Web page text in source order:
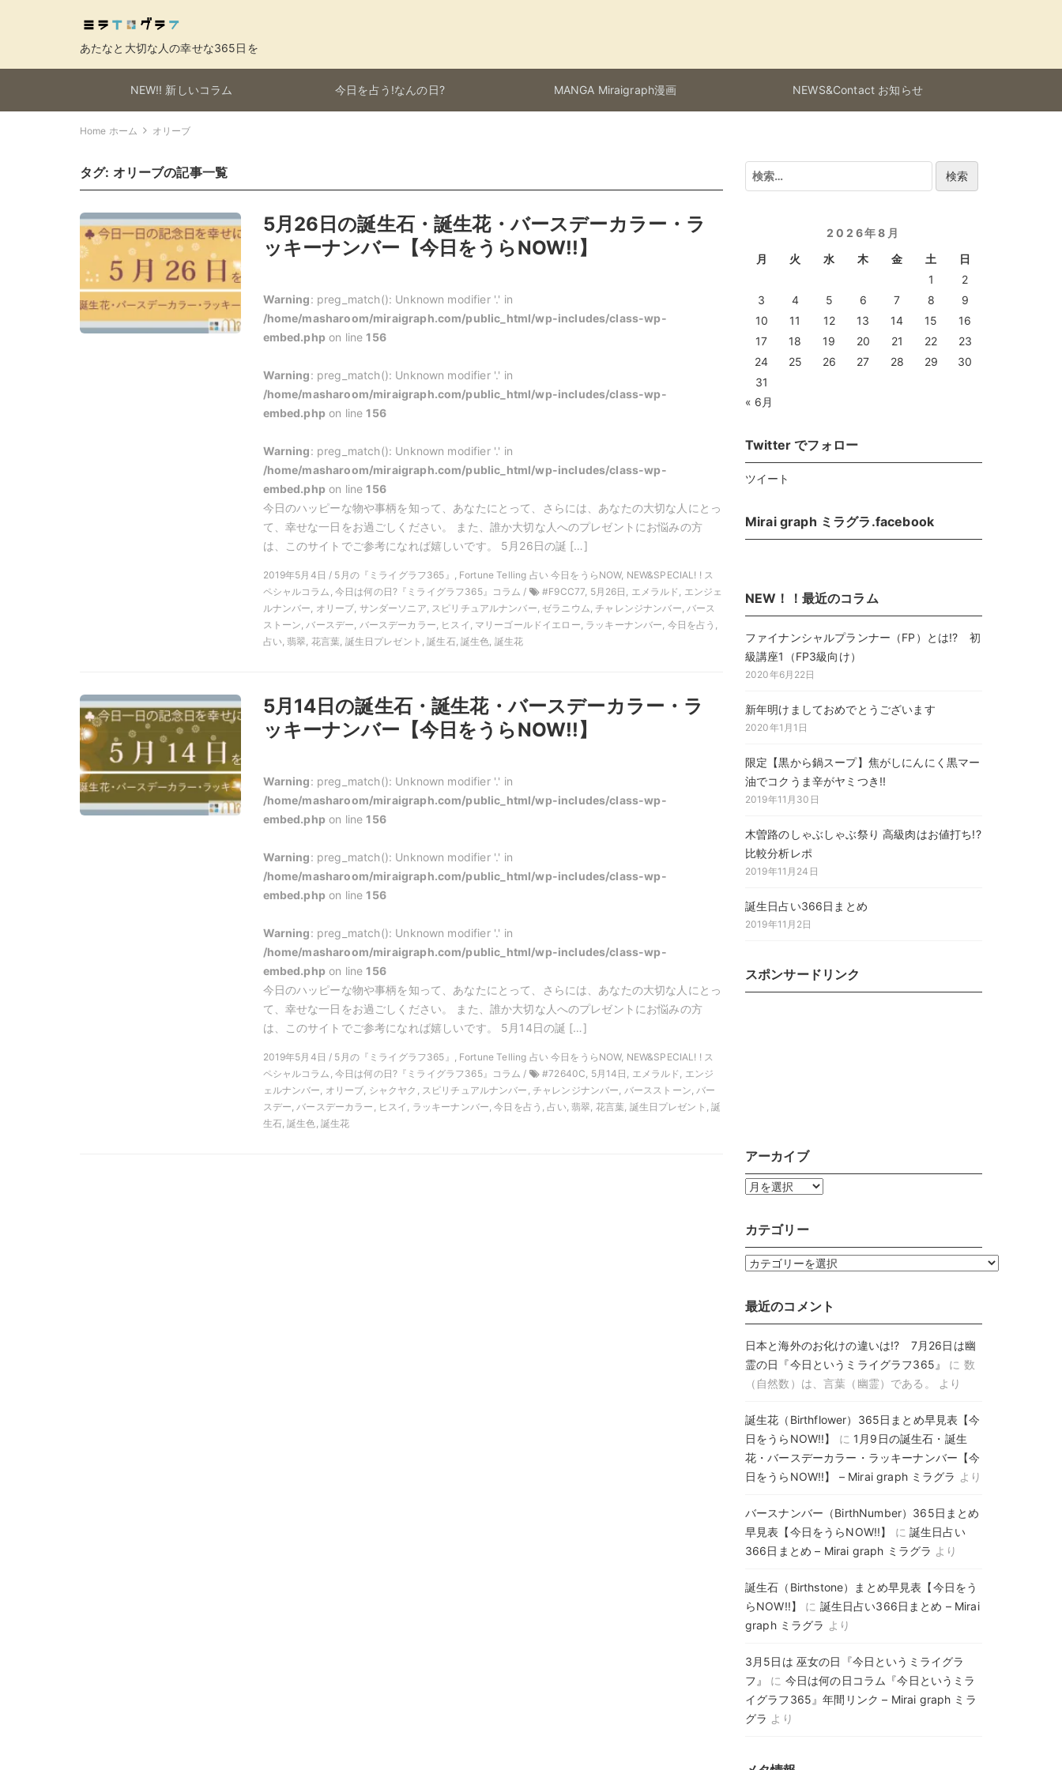
あたなと大切な人の幸せな365日を
NEW!! 新しいコラム 今日を占う!なんの日? MANGA Miraigraph漫画 NEWS&Contact お知らせ
Home ホーム オリーブ
タグ: オリーブの記事一覧
5月26日の誕生石・誕生花・バースデーカラー・ラ
ッキーナンバー【今日をうらNOW!!】
Warning: preg_match(): Unknown modifier '.' in
/home/masharoom/miraigraph.com/public_html/wp-includes/class-wp-
embed.phpon line156
Warning: preg_match(): Unknown modifier '.' in
/home/masharoom/miraigraph.com/public_html/wp-includes/class-wp-
embed.phpon line156
Warning: preg_match(): Unknown modifier '.' in
/home/masharoom/miraigraph.com/public_html/wp-includes/class-wp-
embed.phpon line156
今日のハッピーな物や事柄を知って、あなたにとって、さらには、あなたの大切な人にとっ
て、幸せな一日をお過ごしください。 また、誰か大切な人へのプレゼントにお悩みの方
は、このサイトでご参考になれば嬉しいです。 5月26日の誕 […]
2019年5月4日 / 5月の『ミライグラフ365』, Fortune Telling 占い 今日をうらNOW, NEW&SPECIAL! ! ス
ペシャルコラム, 今日は何の日?『ミライグラフ365』コラム /
#F9CC77, 5月26日, エメラルド, エンジェ
ルナンバー, オリーブ, サンダーソニア, スピリチュアルナンバー, ゼラニウム, チャレンジナンバー, バース
ストーン, バースデー, バースデーカラー, ヒスイ, マリーゴールドイエロー, ラッキーナンバー, 今日を占う,
占い, 翡翠, 花言葉, 誕生日プレゼント, 誕生石, 誕生色, 誕生花
5月14日の誕生石・誕生花・バースデーカラー・ラ
ッキーナンバー【今日をうらNOW!!】
Warning: preg_match(): Unknown modifier '.' in
/home/masharoom/miraigraph.com/public_html/wp-includes/class-wp-
embed.phpon line156
Warning: preg_match(): Unknown modifier '.' in
/home/masharoom/miraigraph.com/public_html/wp-includes/class-wp-
embed.phpon line156
Warning: preg_match(): Unknown modifier '.' in
/home/masharoom/miraigraph.com/public_html/wp-includes/class-wp-
embed.phpon line156
今日のハッピーな物や事柄を知って、あなたにとって、さらには、あなたの大切な人にとっ
て、幸せな一日をお過ごしください。 また、誰か大切な人へのプレゼントにお悩みの方
は、このサイトでご参考になれば嬉しいです。 5月14日の誕 […]
2019年5月4日 / 5月の『ミライグラフ365』, Fortune Telling 占い 今日をうらNOW, NEW&SPECIAL! ! ス
ペシャルコラム, 今日は何の日?『ミライグラフ365』コラム /
#72640C, 5月14日, エメラルド, エンジ
ェルナンバー, オリーブ, シャクヤク, スピリチュアルナンバー, チャレンジナンバー, バースストーン, バー
スデー, バースデーカラー, ヒスイ, ラッキーナンバー, 今日を占う, 占い, 翡翠, 花言葉, 誕生日プレゼント, 誕
生石, 誕生色, 誕生花
検
索:
2026年8月
月
火 水 木 金 土
日
1
2
3
4 5 6 7 8
9
10
11 12 13 14 15
16
17
18 19 20 21 22
23
24
25 26 27 28 29
30
31
« 6月
Twitter でフォロー
ツイート
Mirai graph ミラグラ.facebook
NEW！！最近のコラム
ファイナンシャルプランナー（FP）とは!? 初
級講座1（FP3級向け）
2020年6月22日
新年明けましておめでとうございます
2020年1月1日
限定【黒から鍋スープ】焦がしにんにく黒マー
油でコクうま辛がヤミつき!!
2019年11月30日
木曽路のしゃぶしゃぶ祭り 高級肉はお値打ち!?
比較分析レポ
2019年11月24日
誕生日占い366日まとめ
2019年11月2日
スポンサードリンク
アーカイブ
ア
カ
ブ
カテゴリー
カ
ゴ
ー
最近のコメント
日本と海外のお化けの違いは!? 7月26日は幽
霊の日『今日というミライグラフ365』
に 数
（自然数）は、言葉（幽霊）である。
より
誕生花（Birthflower）365日まとめ早見表【今
日をうらNOW!!】
に 1月9日の誕生石・誕生
花・バースデーカラー・ラッキーナンバー【今
日をうらNOW!!】 – Mirai graph ミラグラ より
バースナンバー（BirthNumber）365日まとめ
早見表【今日をうらNOW!!】
に 誕生日占い
366日まとめ – Mirai graph ミラグラ より
誕生石（Birthstone）まとめ早見表【今日をう
らNOW!!】
に 誕生日占い366日まとめ – Mirai
graph ミラグラ より
3月5日は 巫女の日『今日というミライグラ
フ』
に 今日は何の日コラム『今日というミラ
イグラフ365』年間リンク – Mirai graph ミラ
グラ より